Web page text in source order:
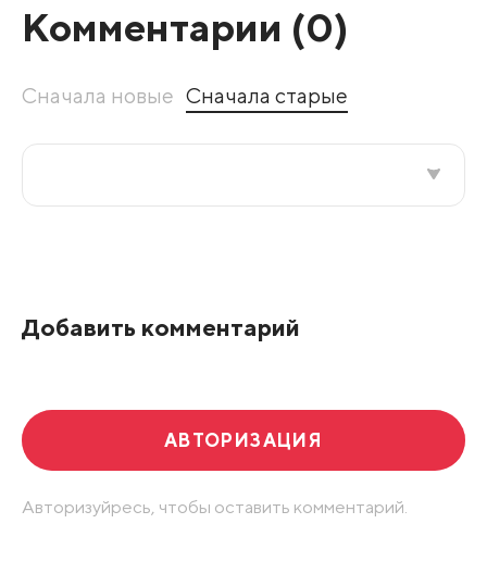
Комментарии (0)
Сначала новые Сначала старые
Добавить комментарий
АВТОРИЗАЦИЯ
Авторизуйресь, чтобы оставить комментарий.